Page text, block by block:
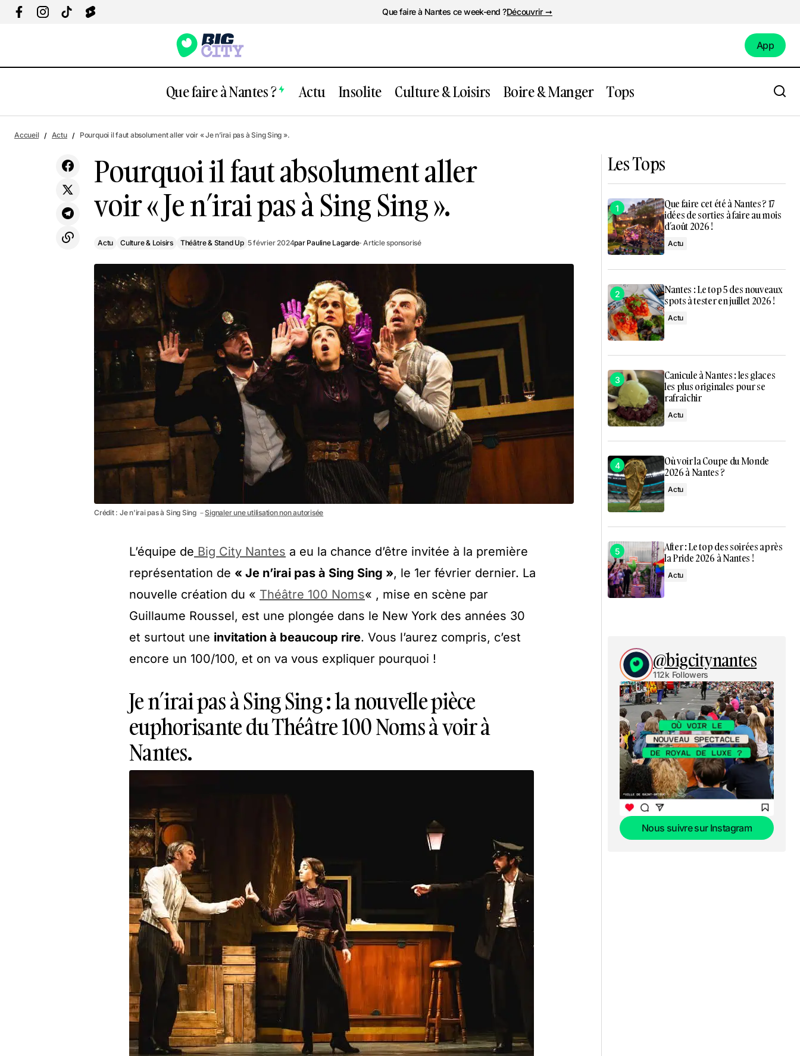
Que faire à Nantes ce week-end ?Découvrir ➞
App
Que faire à Nantes ? Actu Insolite Culture & Loisirs Boire & Manger Tops
6 idées vraiment kiffantes pour la Saint-
Valentin
Actu
Culture & Loisirs
Accueil Actu Pourquoi il faut absolument aller voir « Je n’irai pas à Sing Sing ».
Pourquoi il faut absolument aller
voir « Je n’irai pas à Sing Sing ».
Actu Culture & Loisirs Théâtre & Stand Up 5 février 2024par Pauline Lagarde· Article sponsorisé
Crédit : Je n'irai pas à Sing Sing －Signaler une utilisation non autorisée
L’équipe de Big City Nantes a eu la chance d’être invitée à la première
représentation de « Je n’irai pas à Sing Sing », le 1er février dernier. La
nouvelle création du « Théâtre 100 Noms« , mise en scène par
Guillaume Roussel, est une plongée dans le New York des années 30
et surtout une invitation à beaucoup rire. Vous l’aurez compris, c’est
encore un 100/100, et on va vous expliquer pourquoi !
Je n’irai pas à Sing Sing : la nouvelle pièce
euphorisante du Théâtre 100 Noms à voir à
Nantes.
Les Tops
Que faire cet été à Nantes ? 17
idées de sorties à faire au mois
d’août 2026 !
Actu
Nantes : Le top 5 des nouveaux
spots à tester en juillet 2026 !
Actu
Canicule à Nantes : les glaces
les plus originales pour se
rafraîchir
Actu
Où voir la Coupe du Monde
2026 à Nantes ?
Actu
After : Le top des soirées après
la Pride 2026 à Nantes !
Actu
@bigcitynantes
112k Followers
Nous suivre sur Instagram